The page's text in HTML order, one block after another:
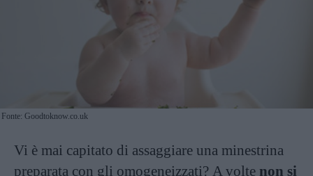
Fonte: Goodtoknow.co.uk
Vi è mai capitato di assaggiare una minestrina
preparata con gli omogeneizzati? A volte non si